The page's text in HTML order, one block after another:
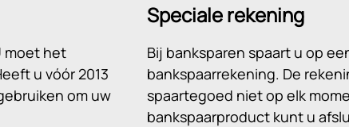
moet het
u vóór 2013
om uw
Speciale rekening
Bij banksparen spaart u op
bankspaarrekening. De
spaartegoed niet op elk
bankspaarproduct kunt u